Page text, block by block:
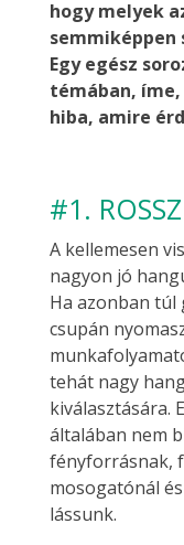
hogy melyek
semmiképpen
Egy egész
témában,
hiba, amire
#1.
A kellemesen
nagyon jó
Ha azonban túl
csupán
tehát nagy
kiválasztására.
általában nem
fényforrásnak,
mosogatónál
lássunk.